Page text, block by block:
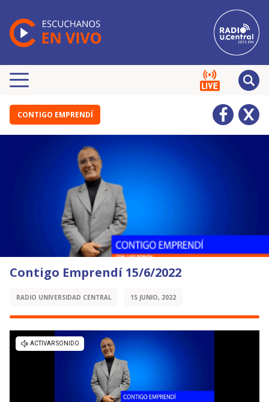
CONTIGO EMPRENDÍ
Contigo Emprendí 15/6/2022
RADIO UNIVERSIDAD CENTRAL 15 JUNIO, 2022